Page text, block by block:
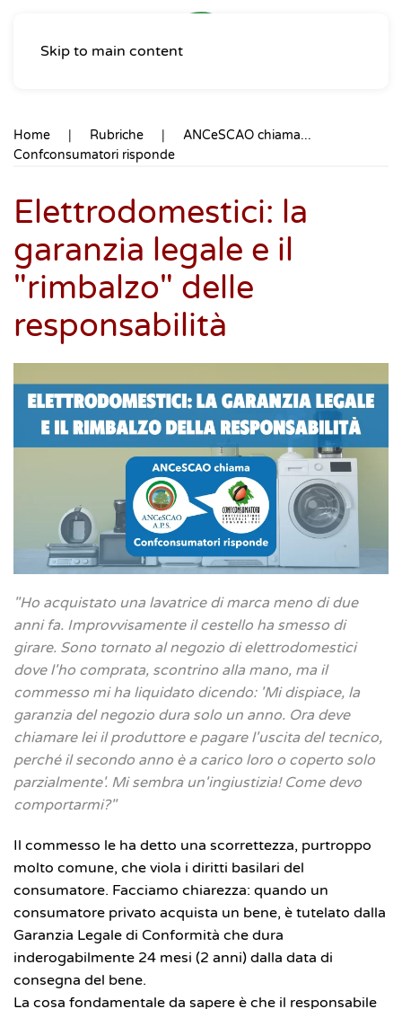
Skip to main content
Home Rubriche
ANCeSCAO chiama...
Confconsumatori risponde
Elettrodomestici: la
garanzia legale e il
"rimbalzo" delle
responsabilità
"Ho acquistato una lavatrice di marca meno di due
anni fa. Improvvisamente il cestello ha smesso di
girare. Sono tornato al negozio di elettrodomestici
dove l'ho comprata, scontrino alla mano, ma il
commesso mi ha liquidato dicendo: 'Mi dispiace, la
garanzia del negozio dura solo un anno. Ora deve
chiamare lei il produttore e pagare l'uscita del tecnico,
perché il secondo anno è a carico loro o coperto solo
parzialmente'. Mi sembra un'ingiustizia! Come devo
comportarmi?"
Il commesso le ha detto una scorrettezza, purtroppo
molto comune, che viola i diritti basilari del
consumatore. Facciamo chiarezza: quando un
consumatore privato acquista un bene, è tutelato dalla
Garanzia Legale di Conformità che dura
inderogabilmente 24 mesi (2 anni) dalla data di
consegna del bene.
La cosa fondamentale da sapere è che il responsabile